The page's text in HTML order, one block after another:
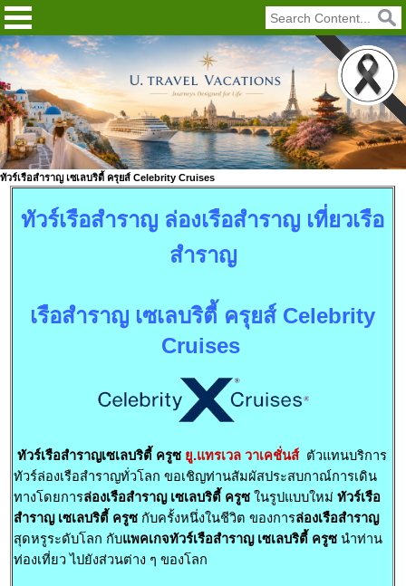
ทัวร์เรือสำราญ เซเลบริตี้ ครุยส์ Celebrity Cruises
ทัวร์เรือสำราญ ล่องเรือสำราญ เที่ยวเรือ
สำราญ
เรือสำราญ เซเลบริตี้ ครุยส์ Celebrity
Cruises
ทัวร์เรือสำราญเซเลบริตี้ ครูซ ยู.แทรเวล วาเคชั่นส์ ตัวแทนบริการ
ทัวร์ล่องเรือสำราญทั่วโลก ขอเชิญท่านสัมผัสประสบกาณ์การเดิน
ทางโดยการล่องเรือสำราญ เซเลบริตี้ ครูซ ในรูปแบบใหม่ทัวร์เรือ
สำราญ เซเลบริตี้ ครูซ กับครั้งหนึ่งในชีวิต ของการล่องเรือสำราญ
สุดหรูระดับโลก กับแพคเกจทัวร์เรือสำราญ เซเลบริตี้ ครูซนำท่าน
ท่องเที่ยว ไปยังส่วนต่าง ๆ ของโลก